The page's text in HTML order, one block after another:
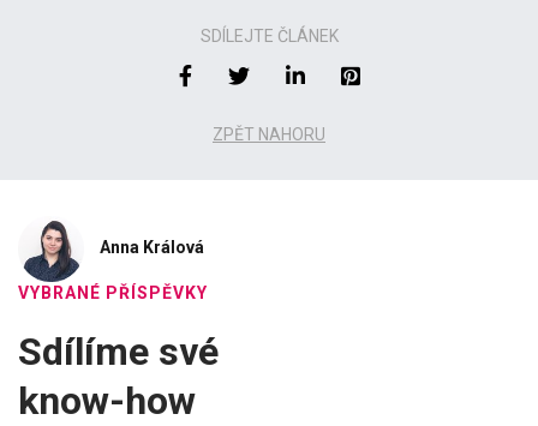
SDÍLEJTE ČLÁNEK
ZPĚT NAHORU
Anna Králová
VYBRANÉ PŘÍSPĚVKY
Sdílíme své
know-how